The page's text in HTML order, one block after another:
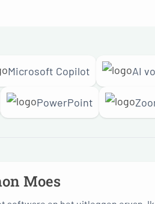
Microsoft Copilot AI
PowerPoint
Moes